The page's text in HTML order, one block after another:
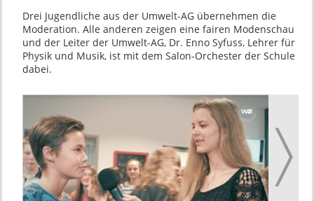
Drei Jugendliche aus der Umwelt-AG übernehmen die
Moderation. Alle anderen zeigen eine fairen Modenschau
und der Leiter der Umwelt-AG, Dr. Enno Syfuss, Lehrer für
Physik und Musik, ist mit dem Salon-Orchester der Schule
dabei.